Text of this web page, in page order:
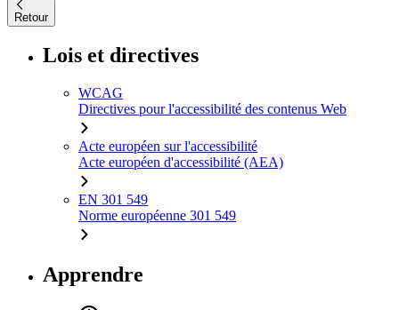
Retour
Lois et directives
WCAG
Directives pour l'accessibilité des contenus Web
Acte européen sur l'accessibilité
Acte européen d'accessibilité (AEA)
EN 301 549
Norme européenne 301 549
Apprendre